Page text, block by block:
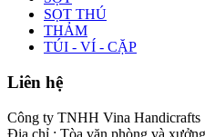
SỌT THÚ
THẢM
TÚI - VÍ - CẶP
Liên hệ
Công ty TNHH Vina Handicrafts
Địa chỉ : Tòa văn phòng và